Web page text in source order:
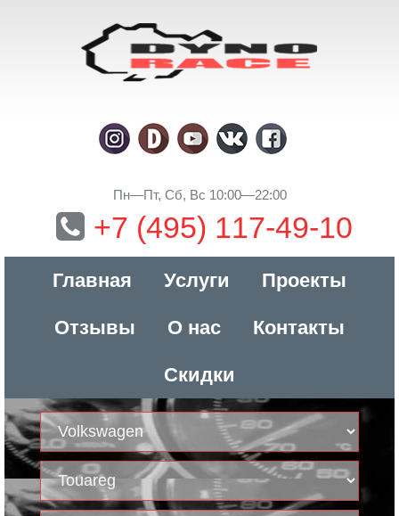
Пн—Пт, Сб, Вс 10:00—22:00
+7 (495) 117-49-10
Главная Услуги Проекты
Отзывы О нас Контакты
Скидки